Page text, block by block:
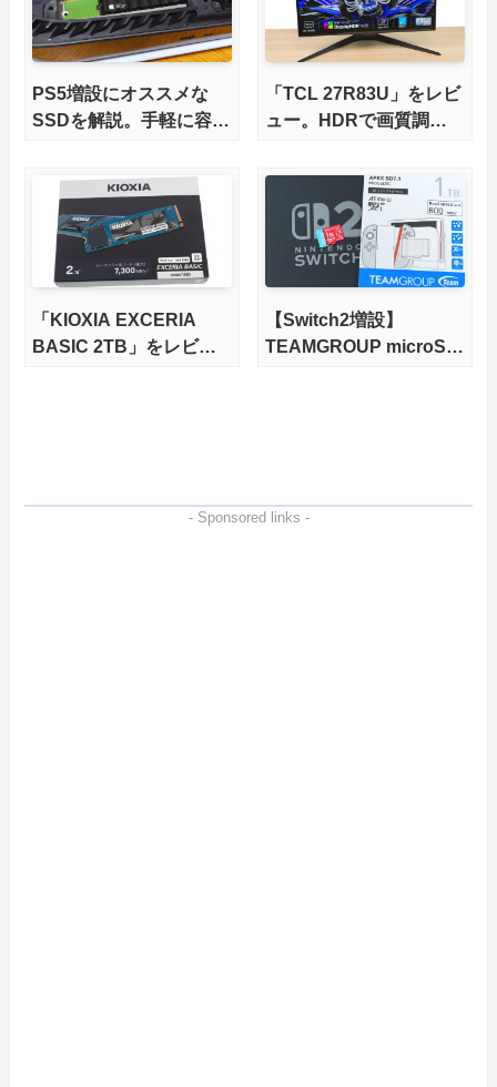
PS5増設にオススメな
SSDを解説。手軽に容量
最新、PS5 Proにも対
応】
「TCL 27R83U」をレビ
ュー。HDRで画質調整
輝度も発揮！
「KIOXIA EXCERIA
BASIC 2TB」をレビュ
【Switch2増設】
TEAMGROUP microSD
- Sponsored links -